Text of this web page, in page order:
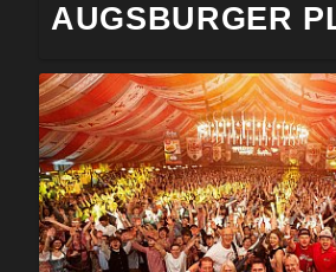
AUGSBURGER